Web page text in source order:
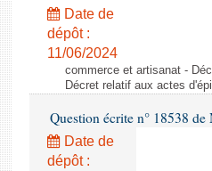
Date de
dépôt :
11/06/2024
commerce et artisanat -
Décret relatif aux actes
Question écrite n° 18538
Date de
dépôt :